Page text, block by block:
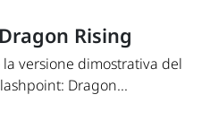
Rising
versione dimostrativa del
Dragon...